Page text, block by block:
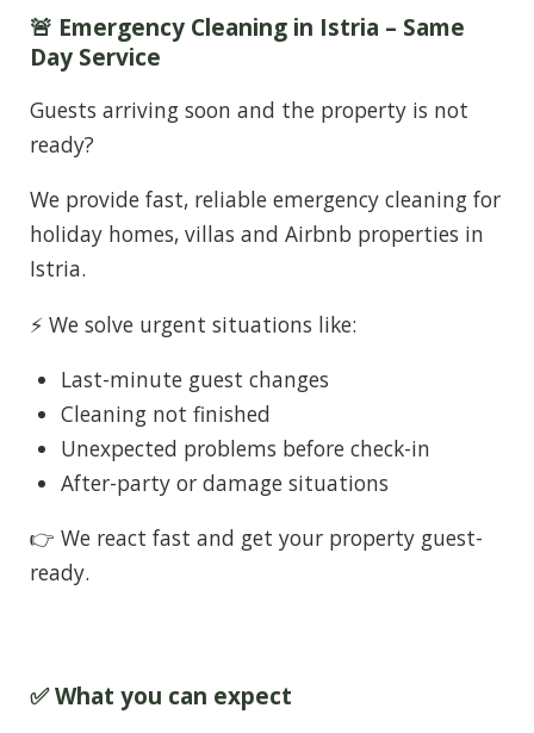
🚨 Emergency Cleaning in Istria – Same
Day Service
Guests arriving soon and the property is not
ready?
We provide fast, reliable emergency cleaning for
holiday homes, villas and Airbnb properties in
Istria.
⚡ We solve urgent situations like:
Last-minute guest changes
Cleaning not finished
Unexpected problems before check-in
After-party or damage situations
👉 We react fast and get your property guest-
ready.
✅ What you can expect